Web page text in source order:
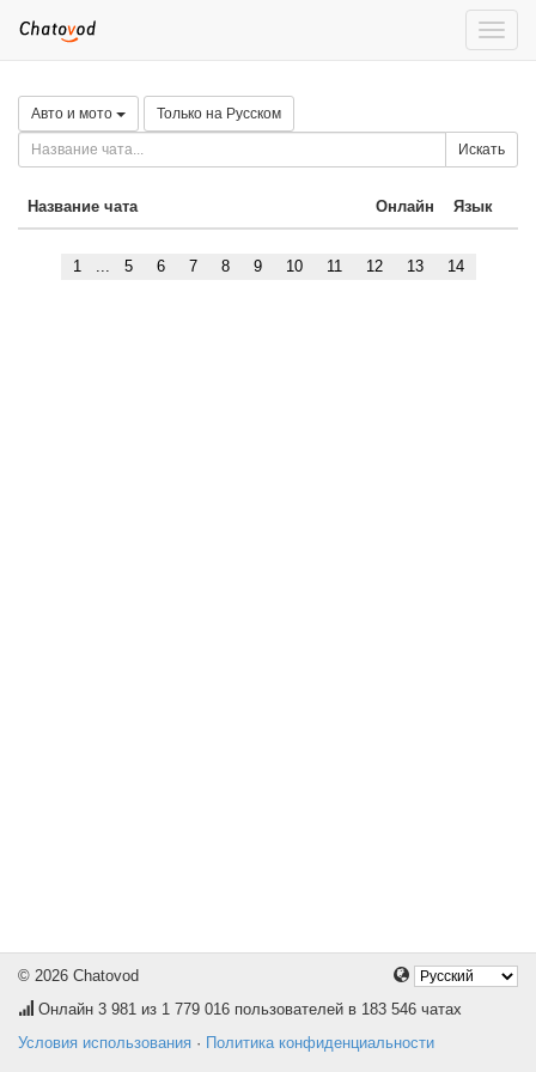
Toggle
Авто и мото Только на Русском
Искать
Название чата Онлайн Язык
1 ... 5 6 7 8 9 10 11 12 13 14
© 2026 Chatovod
Онлайн 3 981 из 1 779 016 пользователей в 183 546 чатах
Условия использования · Политика конфиденциальности